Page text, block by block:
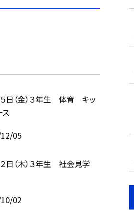
５日（金）３年生 体育 キッ
ス
05
２日（木）３年生 社会見学
02